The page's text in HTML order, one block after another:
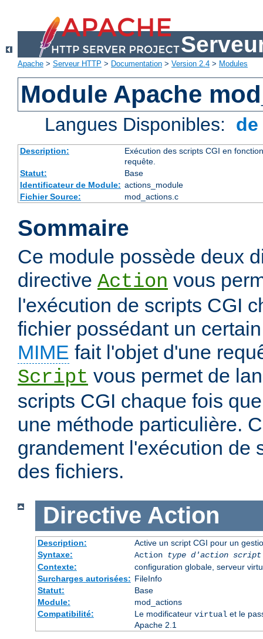
Apache > Serveur HTTP > Documentation > Version 2.4 > Modules
Module Apache
Langues Disponibles:
Description:
Exécution des scripts CGI en
requête.
Statut:
Base
Identificateur de Module: actions_module
Fichier Source:
mod_actions.c
Sommaire
Ce module possède deux
directive Action vous
l'exécution de scripts CGI
fichier possédant un
MIME fait l'objet d'une
Script vous permet de
scripts CGI chaque fois
une méthode particulière.
grandement l'exécution de
des fichiers.
Directive Action
Description:
Active un script CGI pour un
Syntaxe:
Action type d'action
Contexte:
configuration globale, serveur
Surcharges autorisées: FileInfo
Statut:
Base
Module:
mod_actions
Compatibilité:
Le modificateur virtual et le
Apache 2.1